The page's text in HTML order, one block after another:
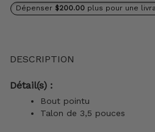
Dépenser $200.00 plus pour une
DESCRIPTION
Détail(s) :
Bout pointu
Talon de 3,5 pouces